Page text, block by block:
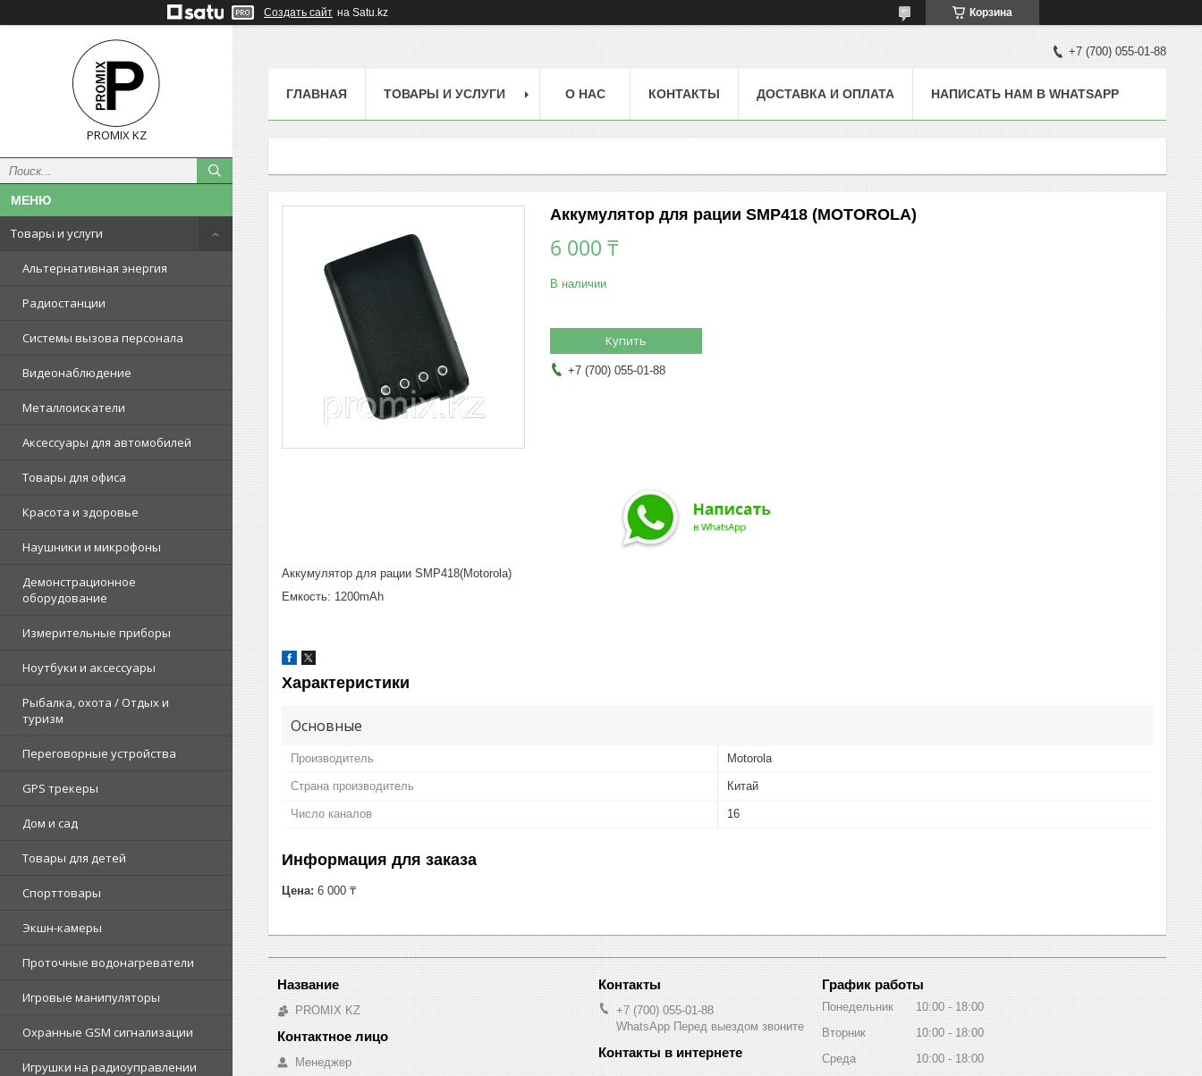
Создать сайт на Satu.kz Корзина
PROMIX KZ
Товары и услуги
Альтернативная энергия
Радиостанции
Системы вызова персонала
Видеонаблюдение
Металлоискатели
Аксессуары для автомобилей
Товары для офиса
Красота и здоровье
Наушники и микрофоны
Демонстрационное
оборудование
Измерительные приборы
Ноутбуки и аксессуары
Рыбалка, охота / Отдых и
туризм
Переговорные устройства
GPS трекеры
Дом и сад
Товары для детей
Спорттовары
Экшн-камеры
Проточные водонагреватели
Игровые манипуляторы
Охранные GSM сигнализации
Игрушки на радиоуправлении
+7 (700) 055-01-88
ГЛАВНАЯ ТОВАРЫ И УСЛУГИ О НАС КОНТАКТЫ ДОСТАВКА И ОПЛАТА НАПИСАТЬ НАМ В WHATSAPP
Аккумулятор для рации SMP418 (MOTOROLA)
6 000 ₸
В наличии
Купить
+7 (700) 055-01-88
Аккумулятор для рации SMP418(Motorola)
Емкость: 1200mAh
Характеристики
Основные
Производитель Motorola
Страна производитель Китай
Число каналов 16
Информация для заказа
Цена: 6 000 ₸
PROMIX KZ
Менеджер
+7 (700) 055-01-88
WhatsApp Перед выездом звоните
График работы
Понедельник 10:00
18:00
Вторник
10:00
18:00
Среда
10:00
18:00